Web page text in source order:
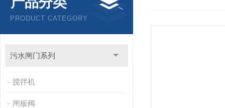
PRODUCT CATEGORY
污水闸门系列
搅拌机
闸板阀